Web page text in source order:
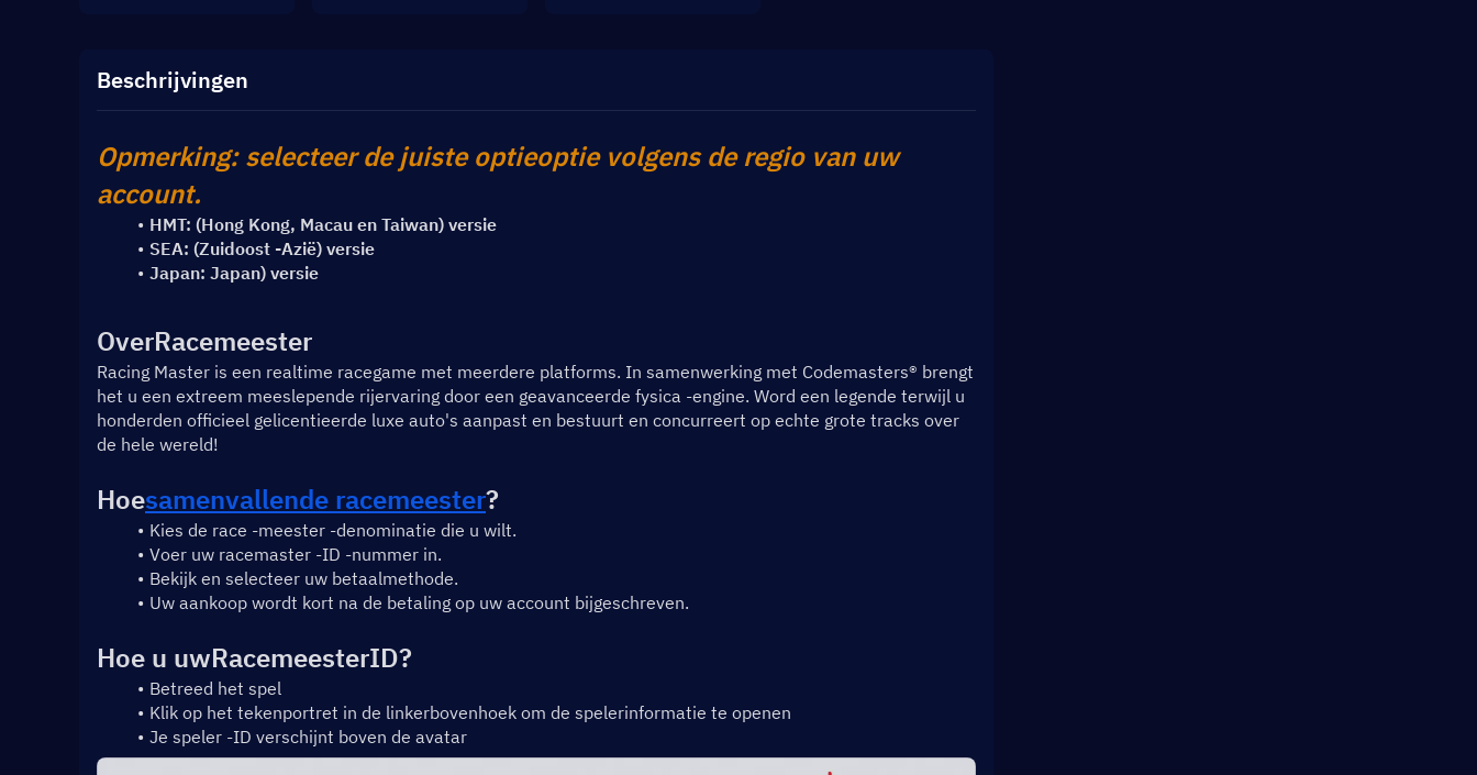
Beschrijvingen
Opmerking: selecteer de juiste optieoptie volgens de regio van uw
account.
HMT: (Hong Kong, Macau en Taiwan) versie
SEA: (Zuidoost -Azië) versie
Japan: Japan) versie
OverRacemeester
Racing Master is een realtime racegame met meerdere platforms. In samenwerking met Codemasters® brengt
het u een extreem meeslepende rijervaring door een geavanceerde fysica -engine. Word een legende terwijl u
honderden officieel gelicentieerde luxe auto's aanpast en bestuurt en concurreert op echte grote tracks over
de hele wereld!
Hoesamenvallende racemeester?
Kies de race -meester -denominatie die u wilt.
Voer uw racemaster -ID -nummer in.
Bekijk en selecteer uw betaalmethode.
Uw aankoop wordt kort na de betaling op uw account bijgeschreven.
Hoe u uwRacemeesterID?
Betreed het spel
Klik op het tekenportret in de linkerbovenhoek om de spelerinformatie te openen
Je speler -ID verschijnt boven de avatar